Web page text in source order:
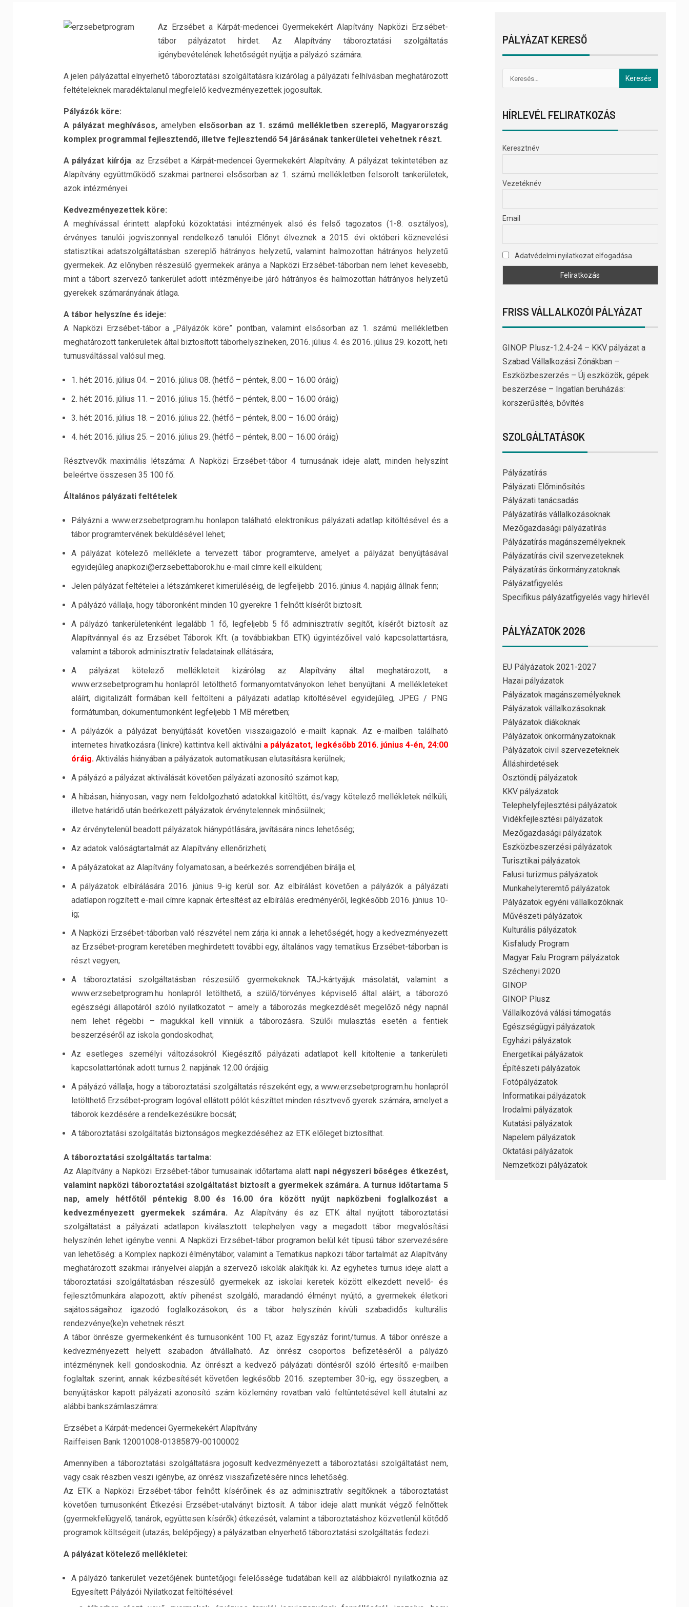
Az Erzsébet a Kárpát-medencei Gyermekekért Alapítvány Napközi Erzsébet-
tábor pályázatot hirdet. Az Alapítvány táboroztatási szolgáltatás
igénybevételének lehetőségét nyújtja a pályázó számára.
A jelen pályázattal elnyerhető táboroztatási szolgáltatásra kizárólag a pályázati felhívásban meghatározott
feltételeknek maradéktalanul megfelelő kedvezményezettek jogosultak.
Pályázók köre:
A pályázat meghívásos, amelyben elsősorban az 1. számú mellékletben szereplő, Magyarország
komplex programmal fejlesztendő, illetve fejlesztendő 54 járásának tankerületei vehetnek részt.
A pályázat kiírója: az Erzsébet a Kárpát-medencei Gyermekekért Alapítvány. A pályázat tekintetében az
Alapítvány együttműködő szakmai partnerei elsősorban az 1. számú mellékletben felsorolt tankerületek,
azok intézményei.
Kedvezményezettek köre:
A meghívással érintett alapfokú közoktatási intézmények alsó és felső tagozatos (1-8. osztályos),
érvényes tanulói jogviszonnyal rendelkező tanulói. Előnyt élveznek a 2015. évi októberi köznevelési
statisztikai adatszolgáltatásban szereplő hátrányos helyzetű, valamint halmozottan hátrányos helyzetű
gyermekek. Az előnyben részesülő gyermekek aránya a Napközi Erzsébet-táborban nem lehet kevesebb,
mint a tábort szervező tankerület adott intézményeibe járó hátrányos és halmozottan hátrányos helyzetű
gyerekek számarányának átlaga.
A tábor helyszíne és ideje:
A Napközi Erzsébet-tábor a „Pályázók köre” pontban, valamint elsősorban az 1. számú mellékletben
meghatározott tankerületek által biztosított táborhelyszíneken, 2016. július 4. és 2016. július 29. között, heti
turnusváltással valósul meg.
1. hét: 2016. július 04. – 2016. július 08. (hétfő – péntek, 8.00 – 16.00 óráig)
2. hét: 2016. július 11. – 2016. július 15. (hétfő – péntek, 8.00 – 16.00 óráig)
3. hét: 2016. július 18. – 2016. július 22. (hétfő – péntek, 8.00 – 16.00 óráig)
4. hét: 2016. július 25. – 2016. július 29. (hétfő – péntek, 8.00 – 16.00 óráig)
Résztvevők maximális létszáma: A Napközi Erzsébet-tábor 4 turnusának ideje alatt, minden helyszínt
beleértve összesen 35 100 fő.
Általános pályázati feltételek
Pályázni a www.erzsebetprogram.hu honlapon található elektronikus pályázati adatlap kitöltésével és a
tábor programtervének beküldésével lehet;
A pályázat kötelező melléklete a tervezett tábor programterve, amelyet a pályázat benyújtásával
egyidejűleg anapkozi@erzsebettaborok.hu e-mail címre kell elküldeni;
Jelen pályázat feltételei a létszámkeret kimerüléséig, de legfeljebb 2016. június 4. napjáig állnak fenn;
A pályázó vállalja, hogy táboronként minden 10 gyerekre 1 felnőtt kísérőt biztosít.
A pályázó tankerületenként legalább 1 fő, legfeljebb 5 fő adminisztratív segítőt, kísérőt biztosít az
Alapítvánnyal és az Erzsébet Táborok Kft. (a továbbiakban ETK) ügyintézőivel való kapcsolattartásra,
valamint a táborok adminisztratív feladatainak ellátására;
A pályázat kötelező mellékleteit kizárólag az Alapítvány által meghatározott, a
www.erzsebetprogram.hu honlapról letölthető formanyomtatványokon lehet benyújtani. A mellékleteket
aláírt, digitalizált formában kell feltölteni a pályázati adatlap kitöltésével egyidejűleg, JPEG / PNG
formátumban, dokumentumonként legfeljebb 1 MB méretben;
A pályázók a pályázat benyújtását követően visszaigazoló e-mailt kapnak. Az e-mailben található
internetes hivatkozásra (linkre) kattintva kell aktiválni a pályázatot, legkésőbb 2016. június 4-én, 24:00
óráig.Aktiválás hiányában a pályázatok automatikusan elutasításra kerülnek;
A pályázó a pályázat aktiválását követően pályázati azonosító számot kap;
A hibásan, hiányosan, vagy nem feldolgozható adatokkal kitöltött, és/vagy kötelező mellékletek nélküli,
illetve határidő után beérkezett pályázatok érvénytelennek minősülnek;
Az érvénytelenül beadott pályázatok hiánypótlására, javítására nincs lehetőség;
Az adatok valóságtartalmát az Alapítvány ellenőrizheti;
A pályázatokat az Alapítvány folyamatosan, a beérkezés sorrendjében bírálja el;
A pályázatok elbírálására 2016. június 9-ig kerül sor. Az elbírálást követően a pályázók a pályázati
adatlapon rögzített e-mail címre kapnak értesítést az elbírálás eredményéről, legkésőbb 2016. június 10-
ig;
A Napközi Erzsébet-táborban való részvétel nem zárja ki annak a lehetőségét, hogy a kedvezményezett
az Erzsébet-program keretében meghirdetett további egy, általános vagy tematikus Erzsébet-táborban is
részt vegyen;
A táboroztatási szolgáltatásban részesülő gyermekeknek TAJ-kártyájuk másolatát, valamint a
www.erzsebetprogram.hu honlapról letölthető, a szülő/törvényes képviselő által aláírt, a táborozó
egészségi állapotáról szóló nyilatkozatot – amely a táborozás megkezdését megelőző négy napnál
nem lehet régebbi – magukkal kell vinniük a táborozásra. Szülői mulasztás esetén a fentiek
beszerzéséről az iskola gondoskodhat;
Az esetleges személyi változásokról Kiegészítő pályázati adatlapot kell kitöltenie a tankerületi
kapcsolattartónak adott turnus 2. napjának 12.00 órájáig.
A pályázó vállalja, hogy a táboroztatási szolgáltatás részeként egy, a www.erzsebetprogram.hu honlapról
letölthető Erzsébet-program logóval ellátott pólót készíttet minden résztvevő gyerek számára, amelyet a
táborok kezdésére a rendelkezésükre bocsát;
A táboroztatási szolgáltatás biztonságos megkezdéséhez az ETK előleget biztosíthat.
A táboroztatási szolgáltatás tartalma:
Az Alapítvány a Napközi Erzsébet-tábor turnusainak időtartama alatt napi négyszeri bőséges étkezést,
valamint napközi táboroztatási szolgáltatást biztosít a gyermekek számára. A turnus időtartama 5
nap, amely hétfőtől péntekig 8.00 és 16.00 óra között nyújt napközbeni foglalkozást a
kedvezményezett gyermekek számára. Az Alapítvány és az ETK által nyújtott táboroztatási
szolgáltatást a pályázati adatlapon kiválasztott telephelyen vagy a megadott tábor megvalósítási
helyszínén lehet igénybe venni. A Napközi Erzsébet-tábor programon belül két típusú tábor szervezésére
van lehetőség: a Komplex napközi élménytábor, valamint a Tematikus napközi tábor tartalmát az Alapítvány
meghatározott szakmai irányelvei alapján a szervező iskolák alakítják ki. Az egyhetes turnus ideje alatt a
táboroztatási szolgáltatásban részesülő gyermekek az iskolai keretek között elkezdett nevelő- és
fejlesztőmunkára alapozott, aktív pihenést szolgáló, maradandó élményt nyújtó, a gyermekek életkori
sajátosságaihoz igazodó foglalkozásokon, és a tábor helyszínén kívüli szabadidős kulturális
rendezvénye(ke)n vehetnek részt.
A tábor önrésze gyermekenként és turnusonként 100 Ft, azaz Egyszáz forint/turnus. A tábor önrésze a
kedvezményezett helyett szabadon átvállalható. Az önrész csoportos befizetéséről a pályázó
intézménynek kell gondoskodnia. Az önrészt a kedvező pályázati döntésről szóló értesítő e-mailben
foglaltak szerint, annak kézbesítését követően legkésőbb 2016. szeptember 30-ig, egy összegben, a
benyújtáskor kapott pályázati azonosító szám közlemény rovatban való feltüntetésével kell átutalni az
alábbi bankszámlaszámra:
Erzsébet a Kárpát-medencei Gyermekekért Alapítvány
Raiffeisen Bank 12001008-01385879-00100002
Amennyiben a táboroztatási szolgáltatásra jogosult kedvezményezett a táboroztatási szolgáltatást nem,
vagy csak részben veszi igénybe, az önrész visszafizetésére nincs lehetőség.
Az ETK a Napközi Erzsébet-tábor felnőtt kísérőinek és az adminisztratív segítőknek a táboroztatást
követően turnusonként Étkezési Erzsébet-utalványt biztosít. A tábor ideje alatt munkát végző felnőttek
(gyermekfelügyelő, tanárok, együttesen kísérők) étkezését, valamint a táboroztatáshoz közvetlenül kötődő
programok költségeit (utazás, belépőjegy) a pályázatban elnyerhető táboroztatási szolgáltatás fedezi.
A pályázat kötelező mellékletei:
A pályázó tankerület vezetőjének büntetőjogi felelőssége tudatában kell az alábbiakról nyilatkoznia az
Egyesített Pályázói Nyilatkozat feltöltésével:
PÁLYÁZAT KERESŐ
HÍRLEVÉL FELIRATKOZÁS
Keresztnév
Vezetéknév
Email
Adatvédelmi nyilatkozat elfogadása
FRISS VÁLLALKOZÓI PÁLYÁZAT
GINOP Plusz-1.2.4-24 – KKV pályázat a
Szabad Vállalkozási Zónákban –
Eszközbeszerzés – Új eszközök, gépek
beszerzése – Ingatlan beruházás:
korszerűsítés, bővítés
SZOLGÁLTATÁSOK
Pályázatírás
Pályázati Előminősítés
Pályázati tanácsadás
Pályázatírás vállalkozásoknak
Mezőgazdasági pályázatírás
Pályázatírás magánszemélyeknek
Pályázatírás civil szervezeteknek
Pályázatírás önkormányzatoknak
Pályázatfigyelés
Specifikus pályázatfigyelés vagy hírlevél
PÁLYÁZATOK 2026
EU Pályázatok 2021-2027
Hazai pályázatok
Pályázatok magánszemélyeknek
Pályázatok vállalkozásoknak
Pályázatok diákoknak
Pályázatok önkormányzatoknak
Pályázatok civil szervezeteknek
Álláshirdetések
Ösztöndíj pályázatok
KKV pályázatok
Telephelyfejlesztési pályázatok
Vidékfejlesztési pályázatok
Mezőgazdasági pályázatok
Eszközbeszerzési pályázatok
Turisztikai pályázatok
Falusi turizmus pályázatok
Munkahelyteremtő pályázatok
Pályázatok egyéni vállalkozóknak
Művészeti pályázatok
Kulturális pályázatok
Kisfaludy Program
Magyar Falu Program pályázatok
Széchenyi 2020
GINOP
GINOP Plusz
Vállalkozóvá válási támogatás
Egészségügyi pályázatok
Egyházi pályázatok
Energetikai pályázatok
Építészeti pályázatok
Fotópályázatok
Informatikai pályázatok
Irodalmi pályázatok
Kutatási pályázatok
Napelem pályázatok
Oktatási pályázatok
Nemzetközi pályázatok